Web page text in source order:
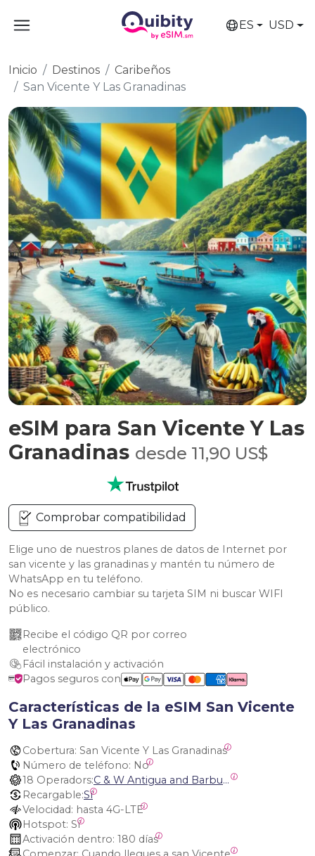
ES USD
Inicio Destinos
Caribeños
San Vicente Y Las Granadinas
eSIM para San Vicente Y Las
Granadinas desde 11,90 US$
Comprobar compatibilidad
Elige uno de nuestros planes de datos de Internet por
san vicente y las granadinas y mantén tu número de
WhatsApp en tu teléfono.
No es necesario cambiar su tarjeta SIM ni buscar WIFI
público.
Recibe el código QR por correo
electrónico
Fácil instalación y activación
Pagos seguros con
Características de la eSIM San Vicente
Y Las Granadinas
Cobertura: San Vicente Y Las Granadinas
Número de teléfono: No
18 Operadors:
C & W Antigua and Barbuda, Cable and Wireless Anguilla, Cable & Wireless - LIME, Setel Netherlands Antilles, BTC Bahamas, C&W (Flow), Claro, Bouygues/DigiCel, Dauphin, Free, Cable & Wireless Jamaica, Cable & Wireless Saint Kitts and Nevis, Cable & Wireless Saint Lucia, Cable & Wireless Montserrat, Liberty, Telephone Company Puerto Rico , Cable & Wireless, C & W Saint Vincent and Grenadines
Recargable:Sí
Velocidad: hasta 4G-LTE
Hotspot: Sí
Activación dentro: 180 días